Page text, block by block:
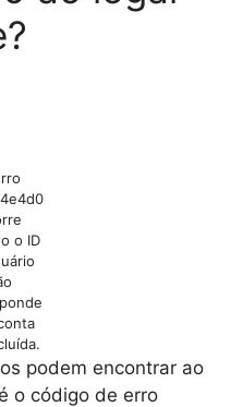
o ID
podem encontrar ao
o código de erro